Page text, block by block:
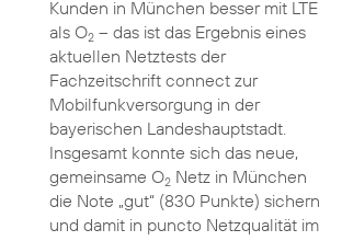
Kunden in München besser mit LTE
als O2– das ist das Ergebnis eines
aktuellen Netztests der
Fachzeitschrift connect zur
Mobilfunkversorgung in der
bayerischen Landeshauptstadt.
Insgesamt konnte sich das neue,
gemeinsame O2Netz in München
die Note „gut“ (830 Punkte) sichern
und damit in puncto Netzqualität im